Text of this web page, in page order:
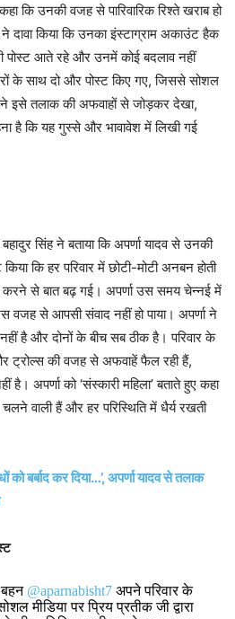
कि उनकी वजह से पारिवारिक रिश्ते खराब हो
किया कि उनका इंस्टाग्राम अकाउंट हैक
पोस्ट आते रहे और उनमें कोई बदलाव नहीं
के साथ दो और पोस्ट किए गए, जिससे सोशल
ने इसे तलाक की अफवाहों से जोड़कर देखा,
है कि यह गुस्से और भावावेश में लिखी गई
सिंह ने बताया कि अपर्णा यादव से उनकी
कि हर परिवार में छोटी-मोटी अनबन होती
करने से बात बढ़ गई। अपर्णा उस समय चेन्नई में
से आपसी संवाद नहीं हो पाया। अपर्णा ने
है और दोनों के बीच सब ठीक है। परिवार के
ट्रोल्स की वजह से अफवाहें फैल रही हैं,
है। अपर्णा को ‘संस्कारी महिला’ बताते हुए कहा
वाली हैं और हर परिस्थिति में धैर्य रखती
बर्बाद कर दिया…’, अपर्णा यादव से तलाक
बहन @aparnabisht7अपने परिवार के
मीडिया पर प्रिय प्रतीक जी द्वारा